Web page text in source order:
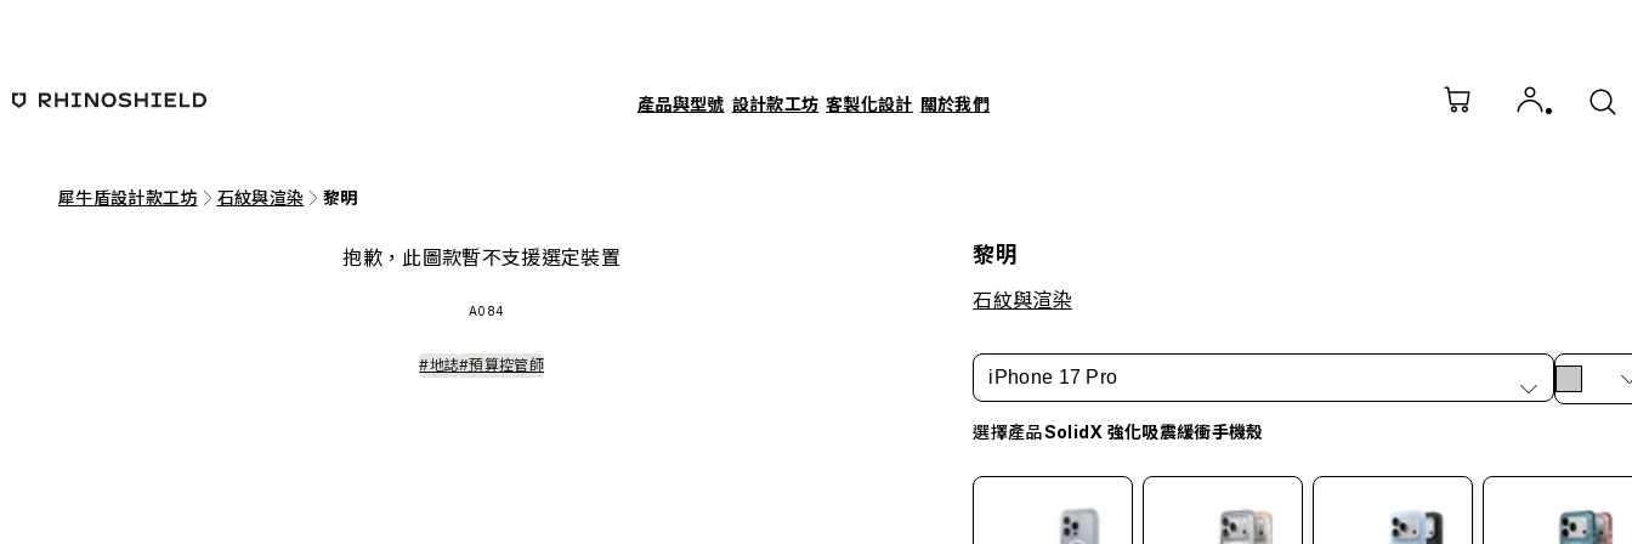
產品與型號 設計款工坊 客製化設計 關於我們
犀牛盾設計款工坊 石紋與渲染 黎明
抱歉，此圖款暫不支援選定裝置
A084
#地誌#預算控管師
黎明
石紋與渲染
iPhone 17 Pro
選擇產品SolidX 強化吸震緩衝手機殼